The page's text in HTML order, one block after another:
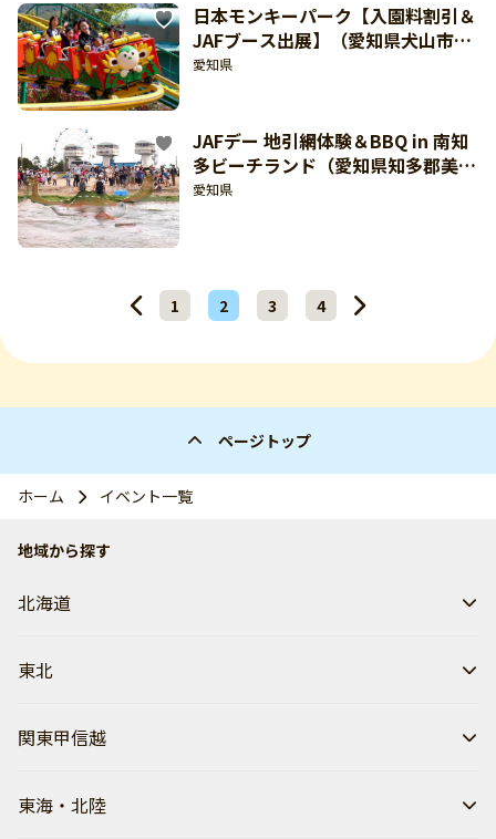
日本モンキーパーク【入園料割引＆
JAFブース出展】（愛知県犬山市：
9月6日開催）【東海北陸 どきど
愛知県
JAFデー 地引網体験＆BBQ in 南知
多ビーチランド（愛知県知多郡美浜
町：9月19日開催）【東海北陸 どき
愛知県
1 2 3 4
ページトップ
ホーム イベント一覧
地域から探す
北海道
東北
関東甲信越
東海・北陸